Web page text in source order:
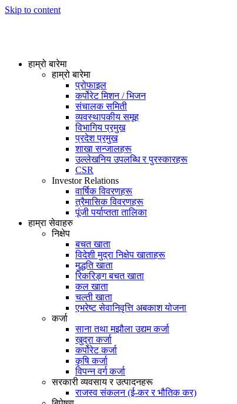
Skip to content
हाम्रो बारेमा
हाम्रो बारेमा
प्रोफाइल
कर्पोरेट मिशन / भिजन
संचालक समिती
व्यवस्थापकीय समूह
विभागिय प्रमुख
प्रदेश प्रमुख
शाखा सन्जालहरू
उल्लेखनिय उपलब्धि र पुरस्कारहरू
CSR
Investor Relations
वार्षिक विवरणहरू
त्रैमासिक विवरणहरू
पूंजी पर्याप्तता तालिका
हाम्रा सेवाहरु
निक्षेप
बचत खाता
विदेशी मुद्रा निक्षेप खाताहरू
मुद्धति खाता
रिकरिङ्ग बचत खाता
कल खाता
चल्ती खाता
एभरेष्ट सेवानिवृत्ति अबकाश योजना
कर्जा
साना तथा मझौला उद्यम कर्जा
खुद्रा कर्जा
कर्पोरेट कर्जा
कृषि कर्जा
विपन्न वर्ग कर्जा
सरकारी व्यवसाय र उत्पादनहरू
राजस्व संकलन (ई-कर र भौतिक कर)